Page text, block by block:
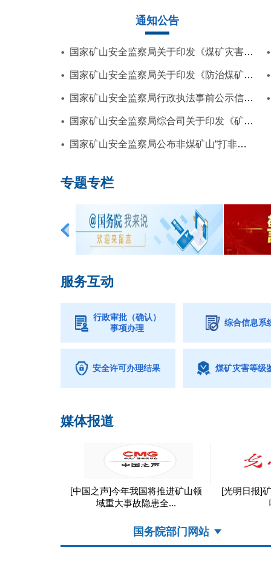
通知公告
国家矿山安全监察局关于印发《煤矿灾害等级鉴定工...
国家矿山安全监察局关于印发《防治煤矿冲击地压细...
国家矿山安全监察局行政执法事前公示信息清单
国家矿山安全监察局综合司关于印发《矿山安全标准...
国家矿山安全监察局公布非煤矿山“打非治违”典型案例
专题专栏
服务互动
行政审批（确认）
事项办理
综合信息系
安全许可办理结果 煤矿灾害等级
媒体报道
[中国之声]今年我国将推进矿山领
域重大事故隐患全...
[光明日报]
国务院部门网站